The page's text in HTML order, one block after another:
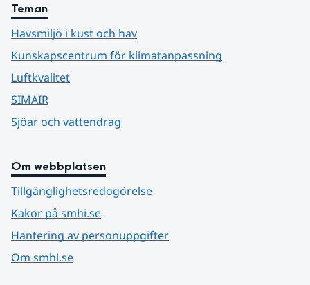
Teman
Havsmiljö i kust och hav
Kunskapscentrum för klimatanpassning
Luftkvalitet
SIMAIR
Sjöar och vattendrag
Om webbplatsen
Tillgänglighetsredogörelse
Kakor på smhi.se
Hantering av personuppgifter
Om smhi.se